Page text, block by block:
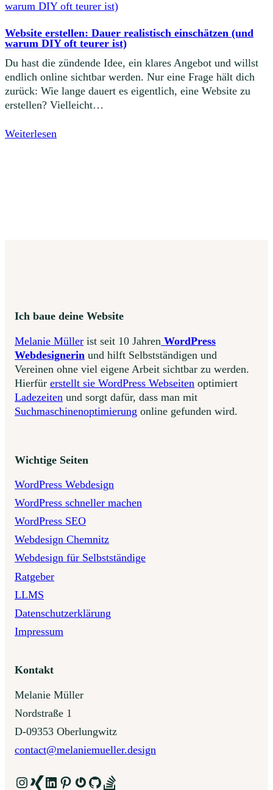
Website erstellen: Dauer realistisch einschätzen (und
warum DIY oft teurer ist)
Du hast die zündende Idee, ein klares Angebot und willst
endlich online sichtbar werden. Nur eine Frage hält dich
zurück: Wie lange dauert es eigentlich, eine Website zu
erstellen? Vielleicht…
Weiterlesen
Ich baue deine Website
Melanie Müller ist seit 10 Jahren WordPress
Webdesignerin und hilft Selbstständigen und
Vereinen ohne viel eigene Arbeit sichtbar zu werden.
Hierfür erstellt sie WordPress Webseiten optimiert
Ladezeiten und sorgt dafür, dass man mit
Suchmaschinenoptimierung online gefunden wird.
Wichtige Seiten
WordPress Webdesign
WordPress schneller machen
WordPress SEO
Webdesign Chemnitz
Webdesign für Selbstständige
Ratgeber
LLMS
Datenschutzerklärung
Impressum
Kontakt
Melanie Müller
Nordstraße 1
D-09353 Oberlungwitz
contact@melaniemueller.design
Instagram Link LinkedIn Pinterest Gravatar GitHub Link